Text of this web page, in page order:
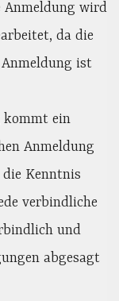
wird
da die
ist
kommt ein
Anmeldung
Kenntnis
verbindliche
und
abgesagt